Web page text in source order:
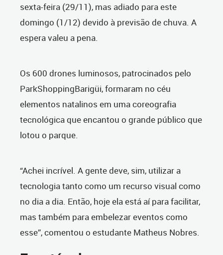
sexta-feira (29/11), mas adiado para este
domingo (1/12) devido à previsão de chuva. A
espera valeu a pena.
Os 600 drones luminosos, patrocinados pelo
ParkShoppingBarigüi, formaram no céu
elementos natalinos em uma coreografia
tecnológica que encantou o grande público que
lotou o parque.
“Achei incrível. A gente deve, sim, utilizar a
tecnologia tanto como um recurso visual como
no dia a dia. Então, hoje ela está aí para facilitar,
mas também para embelezar eventos como
esse”, comentou o estudante Matheus Nobres.